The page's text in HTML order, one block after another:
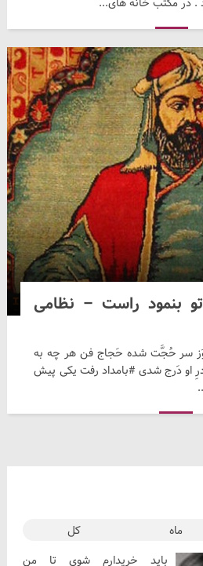
بنمود راست – نظامی
سر حُجَّت شده حَجاج فن هر چه به
او دَرج شدی #بامداد رفت یکی پیش
ماه کل
باید خریدارم شوی تا من